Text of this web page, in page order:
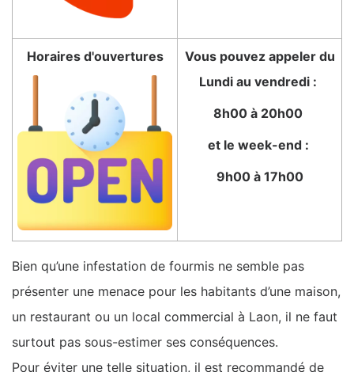
Horaires d'ouvertures
Vous pouvez appeler du
Lundi au vendredi :
8h00 à 20h00
et le week-end :
9h00 à 17h00
Bien qu’une infestation de fourmis ne semble pas
présenter une menace pour les habitants d’une maison,
un restaurant ou un local commercial à Laon, il ne faut
surtout pas sous-estimer ses conséquences.
Pour éviter une telle situation, il est recommandé de